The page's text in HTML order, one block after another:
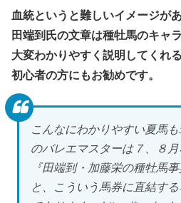
血統というと難しいイメージが
田端到氏の文章は種牡馬のキャ
大変わかりやすく説明してくれ
初心者の方にもお勧めです。
こんなにわかりやすい夏馬
のバレエマスターは７、８月
『田端到・加藤栄の種牡馬
と、こういう馬券に直結す